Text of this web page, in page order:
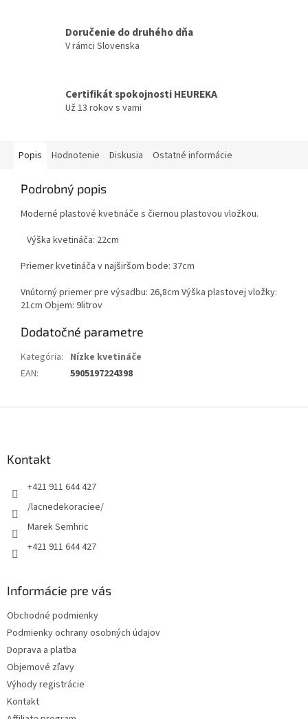
Doručenie do druhého dňa
V rámci Slovenska
Certifikát spokojnosti HEUREKA
Už 13 rokov s vami
Popis Hodnotenie Diskusia Ostatné informácie
Podrobný popis
Moderné plastové kvetináče s čiernou plastovou vložkou.
Výška kvetináča: 22cm
Priemer kvetináča v najširšom bode: 37cm
Vnútorný priemer pre výsadbu: 26,8cm Výška plastovej vložky:
21cm Objem: 9litrov
Dodatočné parametre
Kategória: Nízke kvetináče
EAN: 5905197224398
Kontakt
+421 911 644 427
/lacnedekoraciee/
Marek Semhric
+421 911 644 427
Informácie pre vás
Obchodné podmienky
Podmienky ochrany osobných údajov
Doprava a platba
Objemové zľavy
Výhody registrácie
Kontakt